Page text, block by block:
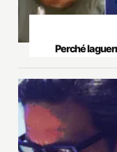
Perché la